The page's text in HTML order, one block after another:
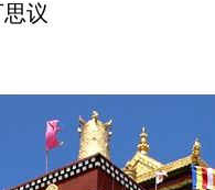
议